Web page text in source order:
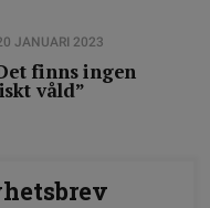
JANUARI 2023
finns ingen
våld”